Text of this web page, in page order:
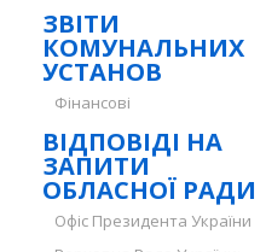
ЗВІТИ
КОМУНАЛЬНИХ
УСТАНОВ
Фінансові
ВІДПОВІДІ НА
ЗАПИТИ
ОБЛАСНОЇ РАДИ
Офіс Президента України